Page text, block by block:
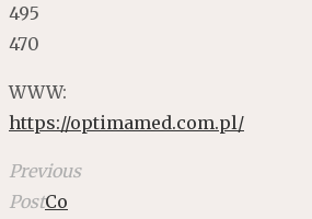
495
470
WWW:
https://optimamed.com.pl/
Previous
PostCo